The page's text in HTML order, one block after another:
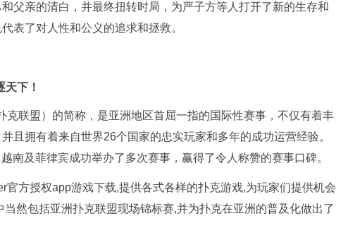
父亲的清白，并最终扭转时局，为严子方等人打开了新的生存和
表了对人性和公义的追求和拯救。
下！
克联盟）的简称，是亚洲地区首屈一指的国际性赛事，不仅有着丰
且拥有着来自世界26个国家的忠实玩家和多年的成功运营经验。
南及菲律宾成功举办了多次赛事，赢得了令人称赞的赛事口碑。
官方授权app游戏下载,提供各式各样的扑克游戏,为玩家们提供机会
然包括亚洲扑克联盟现场锦标赛,并为扑克在亚洲的普及化做出了